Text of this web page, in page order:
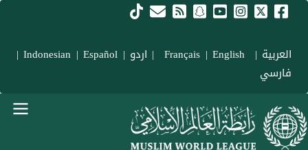
Skip to main content
العربية |
Français
| English
| اردو |
Indonesian |Español
|
فارسي